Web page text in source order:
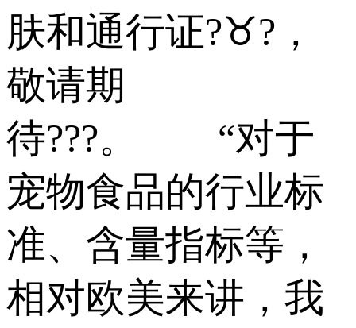
肤和通行证?♉?，
敬请期
待???。 “对于
宠物食品的行业标
准、含量指标等，
相对欧美来讲，我